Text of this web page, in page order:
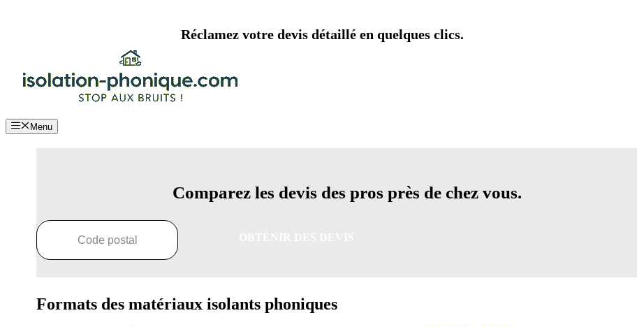
Réclamez votre devis détaillé en quelques clics.
Menu
Comparez les devis des pros près de chez vous.
Formats des matériaux isolants phoniques